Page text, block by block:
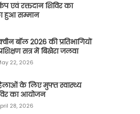
एवं रक्तदान शिविर का
हुआ सम्मान
बॉल 2026 की प्रतिभागियों
सत्र में बिखेरा जलवा
22, 2026
के लिए मुफ्त स्वास्थ्य
का आयोजन
28, 2026